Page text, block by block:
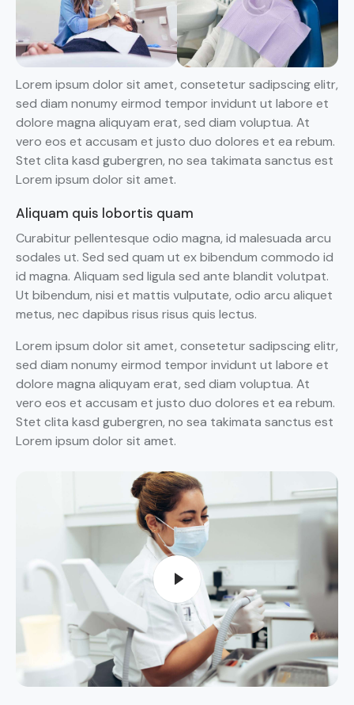
Lorem ipsum dolor sit amet, consetetur sadipscing elitr,
sed diam nonumy eirmod tempor invidunt ut labore et
dolore magna aliquyam erat, sed diam voluptua. At
vero eos et accusam et justo duo dolores et ea rebum.
Stet clita kasd gubergren, no sea takimata sanctus est
Lorem ipsum dolor sit amet.
Aliquam quis lobortis quam
Curabitur pellentesque odio magna, id malesuada arcu
sodales ut. Sed sed quam ut ex bibendum commodo id
id magna. Aliquam sed ligula sed ante blandit volutpat.
Ut bibendum, nisi et mattis vulputate, odio arcu aliquet
metus, nec dapibus risus risus quis lectus.
Lorem ipsum dolor sit amet, consetetur sadipscing elitr,
sed diam nonumy eirmod tempor invidunt ut labore et
dolore magna aliquyam erat, sed diam voluptua. At
vero eos et accusam et justo duo dolores et ea rebum.
Stet clita kasd gubergren, no sea takimata sanctus est
Lorem ipsum dolor sit amet.